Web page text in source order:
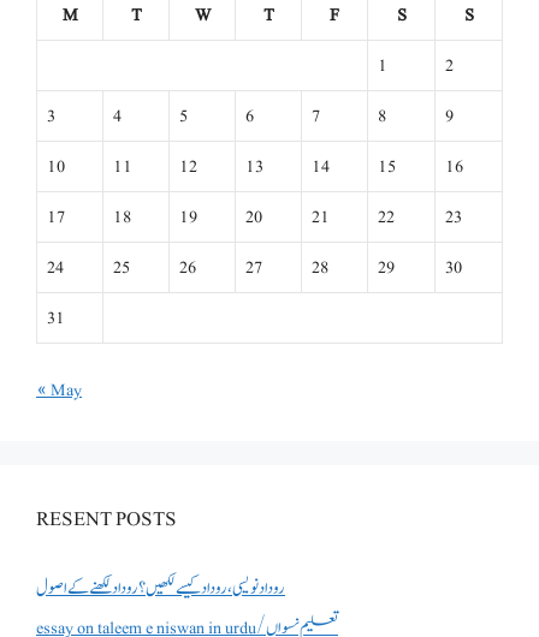
M
T W T F S
S
1
2
3
4 5 6 7 8
9
10
11 12 13 14 15
16
17
18 19 20 21 22
23
24
25 26 27 28 29
30
31
« May
RESENT POSTS
روداد نویسی ،روداد کیسے لکھیں؟ روداد لکھنے کے اصول
essay on taleem e niswan in urdu/تعلیم نسواں